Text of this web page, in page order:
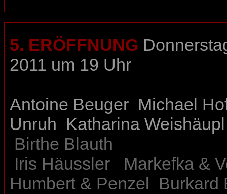
5. ERÖFFNUNG
2011 um 19 Uhr
Antoine Beuger Michael
Unruh Katharina Weishäupl
Birthe Blauth
Iris Häussler
Markefka &
Humbert & Penzel
Burkard